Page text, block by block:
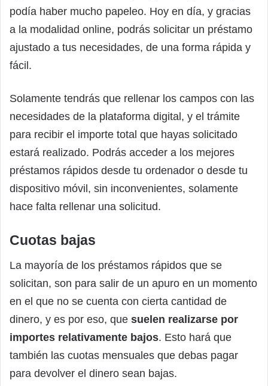
podía haber mucho papeleo. Hoy en día, y gracias
a la modalidad online, podrás solicitar un préstamo
ajustado a tus necesidades, de una forma rápida y
fácil.
Solamente tendrás que rellenar los campos con las
necesidades de la plataforma digital, y el trámite
para recibir el importe total que hayas solicitado
estará realizado. Podrás acceder a los mejores
préstamos rápidos desde tu ordenador o desde tu
dispositivo móvil, sin inconvenientes, solamente
hace falta rellenar una solicitud.
Cuotas bajas
La mayoría de los préstamos rápidos que se
solicitan, son para salir de un apuro en un momento
en el que no se cuenta con cierta cantidad de
dinero, y es por eso, que suelen realizarse por
importes relativamente bajos. Esto hará que
también las cuotas mensuales que debas pagar
para devolver el dinero sean bajas.